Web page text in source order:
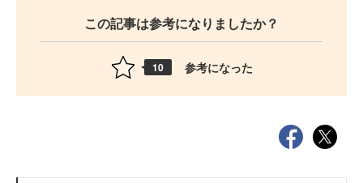
この記事は参考になりましたか？
10 参考になった